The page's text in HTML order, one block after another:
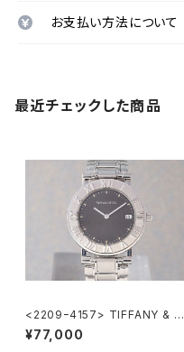
お支払い方法について
最近チェックした商品
<2209ｰ4157> TIFFANY & C
o.Atlas
¥77,000